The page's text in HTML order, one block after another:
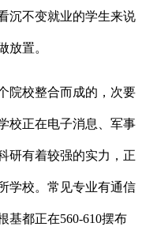
沉不变就业的学生来说
放置。
校整合而成的，次要
校正在电子消息、军事
研有着较强的实力，正
学校。常见专业有通信
基都正在560-610摆布